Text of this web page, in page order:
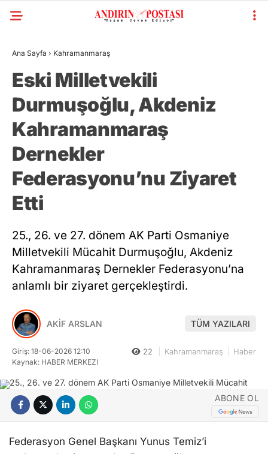
Ana Sayfa › Kahramanmaraş
Eski Milletvekili
Durmuşoğlu, Akdeniz
Kahramanmaraş
Dernekler
Federasyonu’nu Ziyaret
Etti
25., 26. ve 27. dönem AK Parti Osmaniye
Milletvekili Mücahit Durmuşoğlu, Akdeniz
Kahramanmaraş Dernekler Federasyonu’na
anlamlı bir ziyaret gerçekleştirdi.
AKİF ARSLAN TÜM YAZILARI
Giriş: 18-06-2026 12:10
Kaynak: HABER MERKEZI
22 Kahramanmaraş Haber
ABONE OL
Federasyon Genel Başkanı Yunus Temiz’i